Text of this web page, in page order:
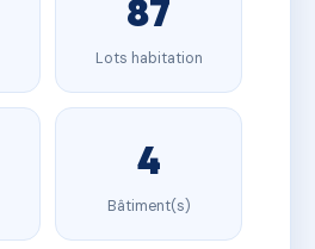
87
Lots habitation
4
Bâtiment(s)